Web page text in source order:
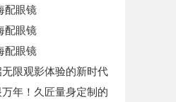
配眼镜
配眼镜
配眼镜
限观影体验的新时代
年！久匠量身定制的